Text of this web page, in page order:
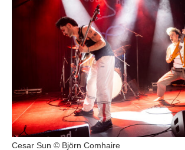
Cesar Sun © Björn Comhaire